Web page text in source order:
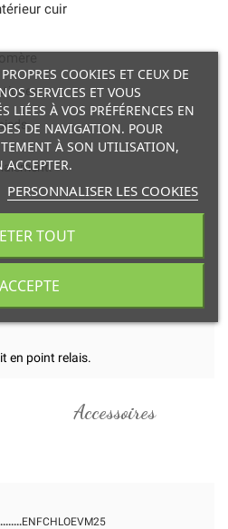
cuir
100% sécurisés.
en point relais.
Accessoires
ENFCHLOEVM25
COOKIES ET CEUX DE
SERVICES ET VOUS
LIÉES À VOS PRÉFÉRENCES EN
DE NAVIGATION. POUR
À SON UTILISATION,
ACCEPTER.
PERSONNALISER LES COOKIES
TOUT